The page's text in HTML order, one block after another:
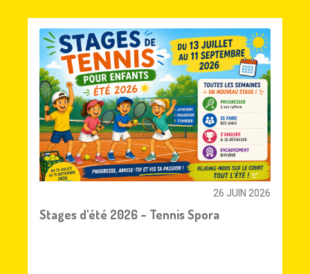
26 JUIN 2026
Stages d'été 2026 – Tennis Spora